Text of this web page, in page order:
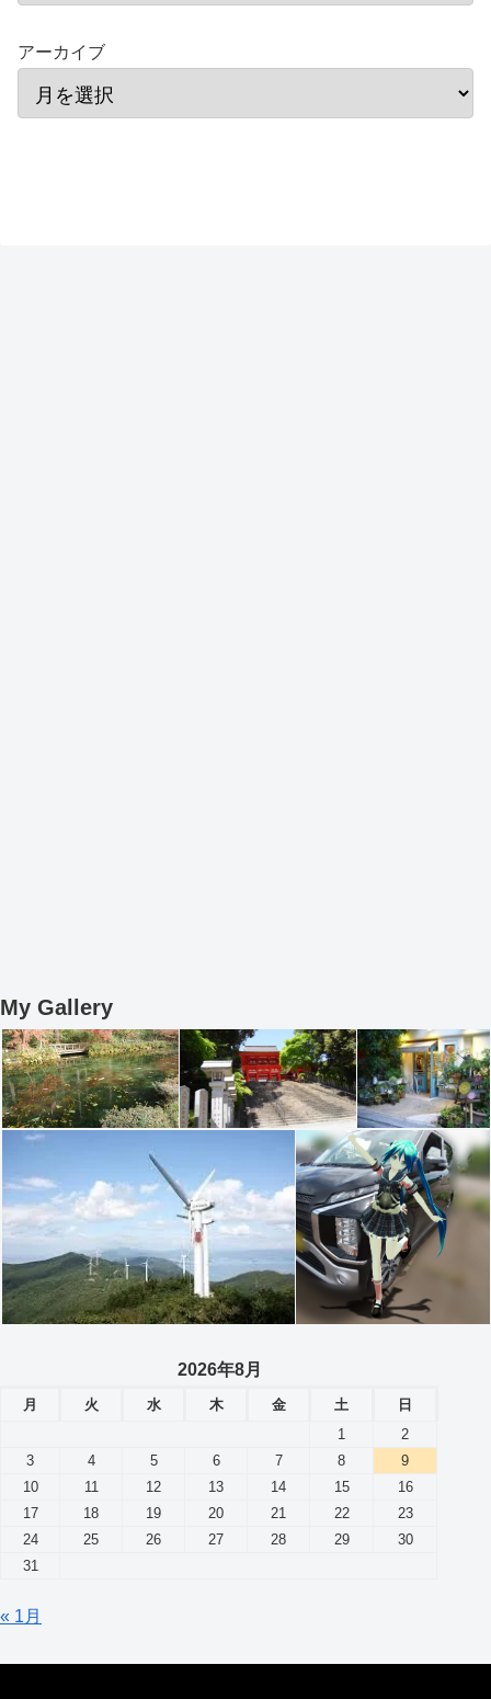
アーカイブ
My Gallery
2026年8月
月 火 水 木 金 土
日
1
2
3
4 5 6 7 8
9
10
11 12 13 14 15
16
17
18 19 20 21 22
23
24
25 26 27 28 29
30
31
« 1月